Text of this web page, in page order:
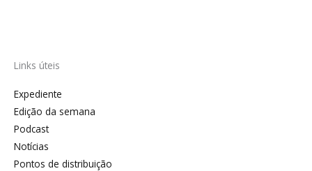
Links úteis
Expediente
Edição da semana
Podcast
Notícias
Pontos de distribuição